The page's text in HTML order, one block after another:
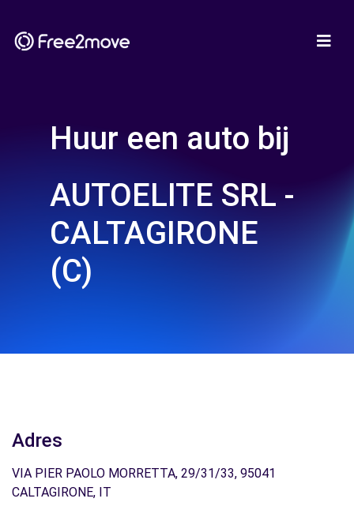
Huur een auto bij
AUTOELITE SRL -
CALTAGIRONE
(C)
Adres
VIA PIER PAOLO MORRETTA, 29/31/33, 95041
CALTAGIRONE, IT